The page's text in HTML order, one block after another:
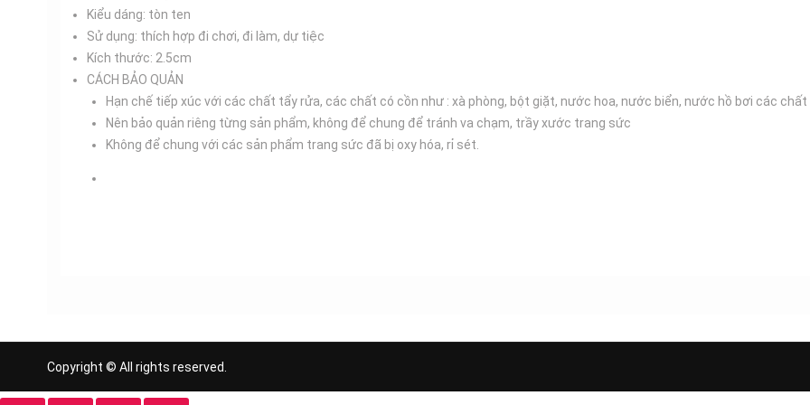
Kiểu dáng: tòn ten
Sử dụng: thích hợp đi chơi, đi làm, dự tiệc
Kích thước: 2.5cm
CÁCH BẢO QUẢN
Hạn chế tiếp xúc với các chất tẩy rửa, các chất có cồn như : xà phòng, bột giặt, nước hoa, nước biển, nước hồ bơi các chất
Nên bảo quản riêng từng sản phẩm, không để chung để tránh va chạm, trầy xước trang sức
Không để chung với các sản phẩm trang sức đã bị oxy hóa, rỉ sét.
Copyright © All rights reserved.